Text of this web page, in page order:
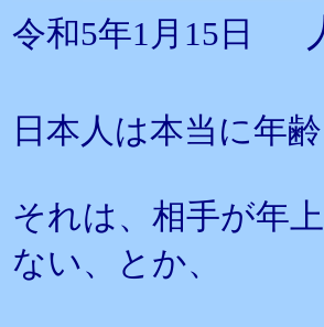
令和5年1月15日
日本人は本当に年
それは、相手が年
ない、とか、